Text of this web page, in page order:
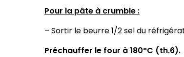
Pour la pâte à crumble :
– Sortir le beurre 1/2 sel du
Préchauffer le four à 180°C (th.6).